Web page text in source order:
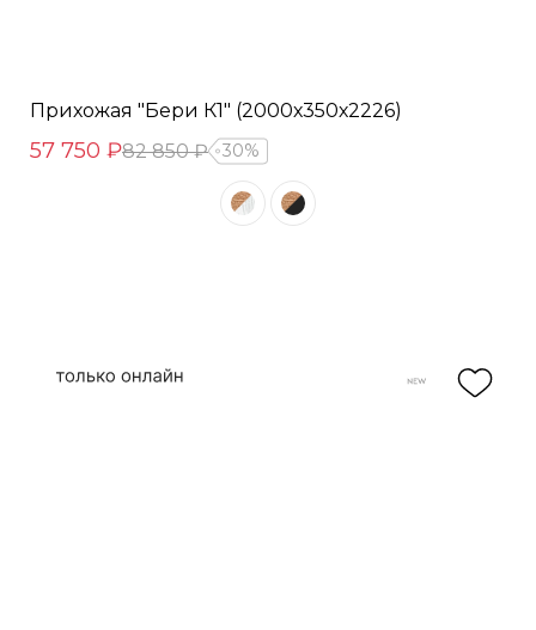
Прихожая "Бери К1" (2000х350х2226)
57 750 ₽82 850 ₽ 30%